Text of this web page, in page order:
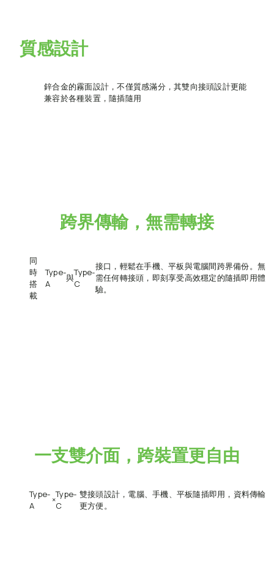
質感設計
鋅合金的霧面設計，不僅質感滿分，其雙向接頭設計更能
兼容於各種裝置，隨插隨用
跨界傳輸，無需轉接
同
時
搭
載
Type-
A
與
Type-
C
接口，輕鬆在手機、平板與電腦間跨界備份。無
需任何轉接頭，即刻享受高效穩定的隨插即用體
驗。
一支雙介面，跨裝置更自由
Type-
A
×
Type-
C
雙接頭設計，電腦、手機、平板隨插即用，資料傳輸
更方便。